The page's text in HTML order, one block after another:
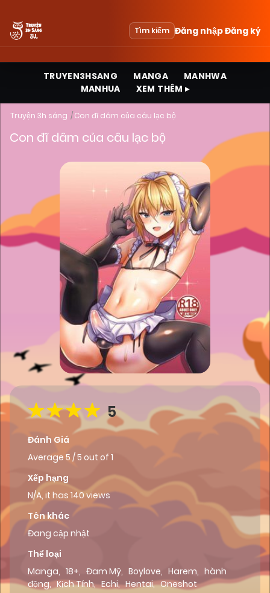
Tìm kiếm Đăng nhậpĐăng ký
TRUYEN3HSANG MANGA
MANHWA
MANHUA
XEM THÊM ▸
Truyện 3h sáng Con đĩ dâm của câu lạc bộ
Con đĩ dâm của câu lạc bộ
5
Đánh Giá
Average 5 /5 out of 1
Xếp hạng
N/A, it has 140 views
Tên khác
Đang cập nhật
Thể loại
Manga, 18+, Đam Mỹ, Boylove, Harem, hành
động, Kịch Tính, Echi, Hentai, Oneshot